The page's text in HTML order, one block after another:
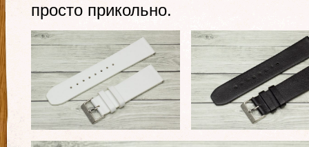
просто прикольно.